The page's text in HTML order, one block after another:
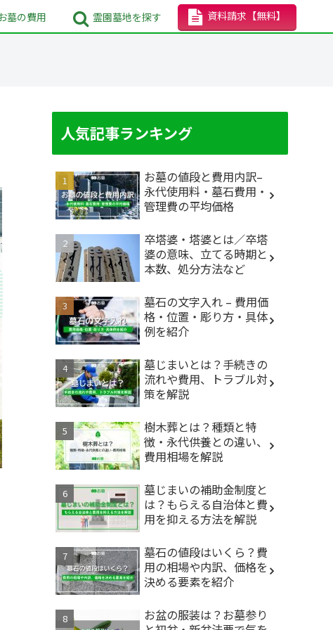
墓の費用 霊園墓地を探す 資料請求 【無料】
人気記事ランキング
お墓の値段と費用内訳–
永代使用料・墓石費用・
管理費の平均価格
卒塔婆・塔婆とは／卒塔
婆の意味、立てる時期と
本数、処分方法など
墓石の文字入れ – 費用価
格・位置・彫り方・具体
例を紹介
墓じまいとは？手続きの
流れや費用、トラブル対
策を解説
樹木葬とは？種類と特
徴・永代供養との違い、
費用相場を解説
墓じまいの補助金制度と
は？もらえる自治体と費
用を抑える方法を解説
墓石の値段はいくら？費
用の相場や内訳、価格を
決める要素を紹介
お盆の服装は？お墓参り